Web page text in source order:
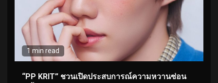
1 min read
“PP KRIT” ชวนเปิดประสบการณ์ความหวานซ่อน